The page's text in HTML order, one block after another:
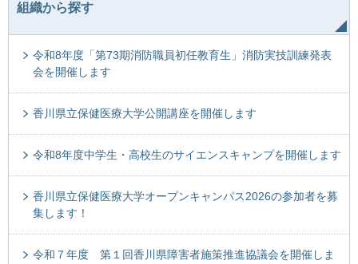
組織から探す
令和8年度「第73期消防職員初任教育生」消防実技訓練発表
会を開催します
香川県立保健医療大学公開講座を開催します
令和8年度中学生・高校生のサイエンスキャンプを開催します
香川県立保健医療大学オープンキャンパス2026の参加者を募
集します！
令和７年度 第１回香川県障害者施策推進協議会を開催しま